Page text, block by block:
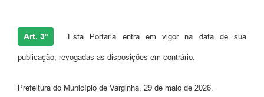
Art. 3º Esta Portaria entra em vigor na data de sua
publicação, revogadas as disposições em contrário.
Prefeitura do Município de Varginha, 29 de maio de 2026.